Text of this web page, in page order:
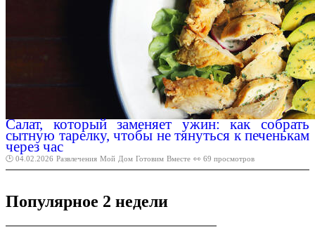
Салат, который заменяет ужин: как собрать
сытную тарелку, чтобы не тянуться к печенькам
через час
🕑 04.02.2026 Развлечения Мой Дом Готовим Вместе 👀 69 просмотров
Популярное 2 недели